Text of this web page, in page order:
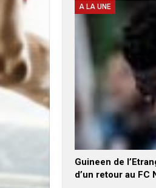
A LA UNE
Guineen de
d’un retour au FC